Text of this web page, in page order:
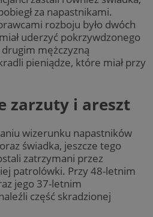
za napastnikami.
rozboju było dwóch
uderzyć pokrzywdzonego
mężczyzną
pieniądze, które miał przy
zarzuty i areszt
wizerunku napastników
świadka, jeszcze tego
zatrzymani przez
patrolówki. Przy 48-letnim
jego 37-letnim
część skradzionej